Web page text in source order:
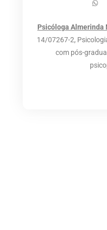
h
s
a
p
Psicóloga Almerinda
14/07267-2,
com pós-